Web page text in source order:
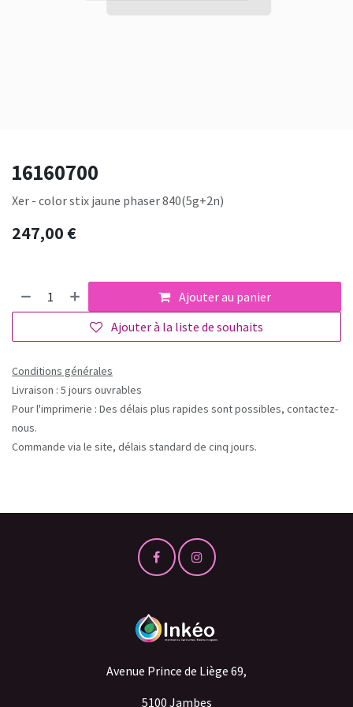
16160700
Xer - color stix jaune phaser 840(5g+2n)
247,00€
Ajouter au panier
Ajouter à la liste de souhaits
Conditions générales
Livraison : 5 jours ouvrables
Pour l'imprimerie : Des délais plus rapides sont possibles, contactez-
nous.
Commande via le site, délais standard de cinq jours.
Avenue Prince de Liège 69,
5100 Jambes